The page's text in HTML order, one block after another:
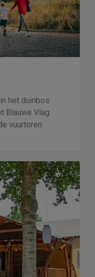
het duinbos
Blauwe Vlag
vuurtoren